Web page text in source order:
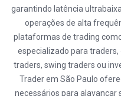
garantindo latência
operações de alta
plataformas de trading
especializado para
traders, swing traders ou
Trader em São Paulo
necessários para alavancar